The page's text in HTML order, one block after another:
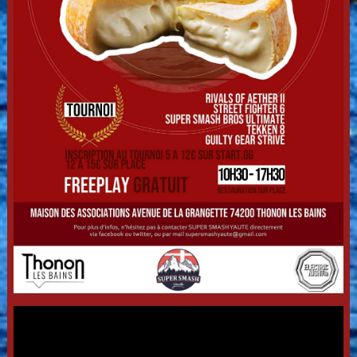
Side event :
Guilty Gear Strive: Gratuit (paiement des fees)
Tekken 8
: Gratuit (paiement des fees)
Bracket amateur: Gratuit
Ladder: Gratuit
A votre somme total il faut ajouter les venues fee vous ne
payez les venue fee qu'une seul fois (Sur place Venue fee
unique mais plus élevé, ici 7€). les venues fee augmente dans
le temps, visible a l'inscription, les premières places sont a
pris réduit et ne sont pas limiter dans le temp.
FAITES L'APPOINT SVP
Fee